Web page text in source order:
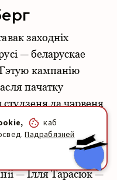
заходніх
— беларускае
кампанію
пачатку
да чэрвеня
на суму звыш
— Ілля Тарасюк —
каб
Падрабязней